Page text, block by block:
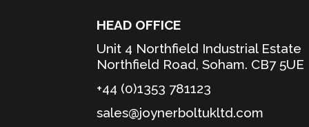
HEAD OFFICE
Unit 4 Northfield Industrial Estate
Northfield Road, Soham. CB7 5UE
+44 (0)1353 781123
sales@joynerboltukltd.com